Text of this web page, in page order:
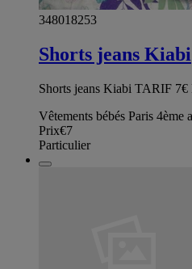
348018253
Shorts jeans Kiabi
Shorts jeans Kiabi TARIF 7€
Vêtements bébés Paris 4ème
Prix€7
Particulier